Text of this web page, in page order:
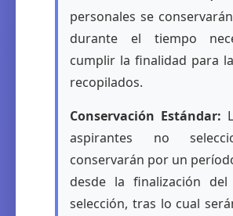
personales se
durante el tiempo
cumplir la finalidad para
recopilados.
Conservación Estándar:
aspirantes no
conservarán por un
desde la finalización
selección, tras lo cual